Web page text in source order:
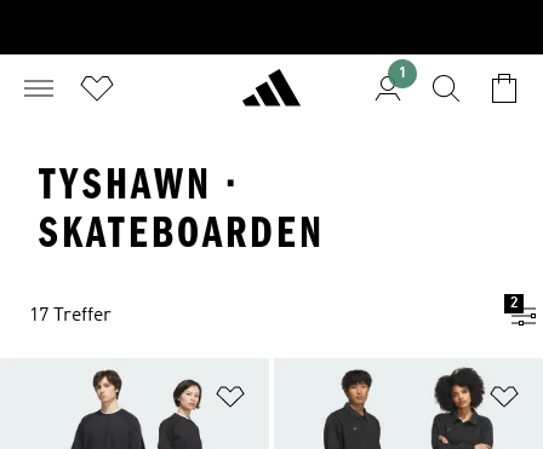
1
TYSHAWN ·
SKATEBOARDEN
17 Treffer
2
Zur Wunschliste hinzufügen